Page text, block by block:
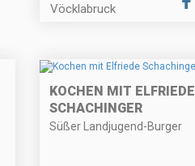
Vöcklabruck
KOCHEN MIT ELFRIEDE
SCHACHINGER
Süßer Landjugend-Burger